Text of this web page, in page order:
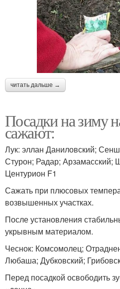
читать дальше →
Посадки на зиму
сажают:
Лук: эллан Даниловский;
Стурон; Радар; Арзамасский;
Центурион F1
Сажать при плюсовых
возвышенных участках.
После установления
укрывным материалом.
Чеснок: Комсомолец;
Любаша; Дубковский;
Перед посадкой освободить